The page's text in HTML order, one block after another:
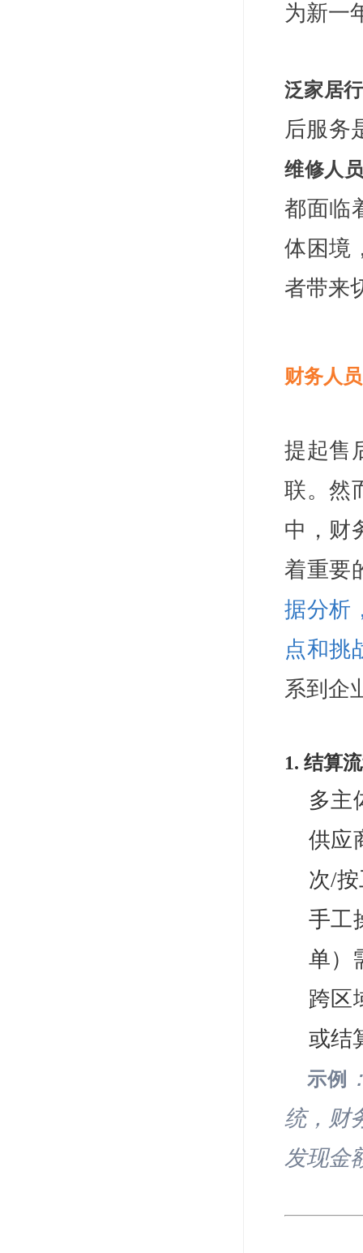
为新一
泛家居
后服务
维修人
都面临
体困境
者带来
财务人员
提起售
联。然
中，财
着重要
据分析
点和挑
系到企
1. 结算
多主
供应
次/
手工
单）
跨区
或结
示例
统，财
发现金